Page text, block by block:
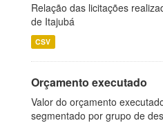
Relação das licitações
de Itajubá
CSV
Orçamento executado
Valor do orçamento
segmentado por grupo de